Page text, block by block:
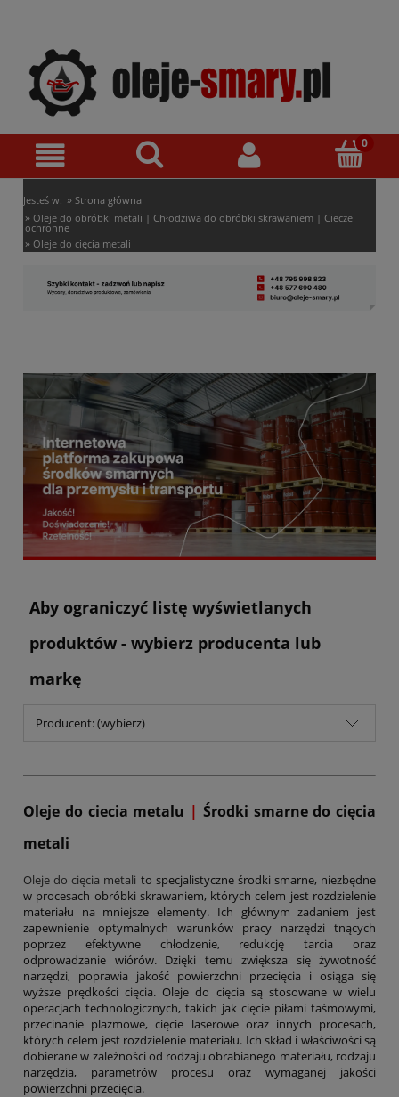
Jesteś w: » Strona główna
» Oleje do obróbki metali | Chłodziwa do obróbki skrawaniem | Ciecze
ochronne
» Oleje do cięcia metali
Aby ograniczyć listę wyświetlanych
produktów - wybierz producenta lub
markę
Producent: (wybierz)
Oleje do ciecia metalu | Środki smarne do cięcia
metali
Oleje do cięcia metali to specjalistyczne środki smarne, niezbędne
w procesach obróbki skrawaniem, których celem jest rozdzielenie
materiału na mniejsze elementy. Ich głównym zadaniem jest
zapewnienie optymalnych warunków pracy narzędzi tnących
poprzez efektywne chłodzenie, redukcję tarcia oraz
odprowadzanie wiórów. Dzięki temu zwiększa się żywotność
narzędzi, poprawia jakość powierzchni przecięcia i osiąga się
wyższe prędkości cięcia. Oleje do cięcia są stosowane w wielu
operacjach technologicznych, takich jak cięcie piłami taśmowymi,
przecinanie plazmowe, cięcie laserowe oraz innych procesach,
których celem jest rozdzielenie materiału. Ich skład i właściwości są
dobierane w zależności od rodzaju obrabianego materiału, rodzaju
narzędzia, parametrów procesu oraz wymaganej jakości
powierzchni przecięcia.